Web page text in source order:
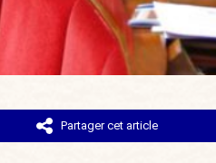
Partager cet article